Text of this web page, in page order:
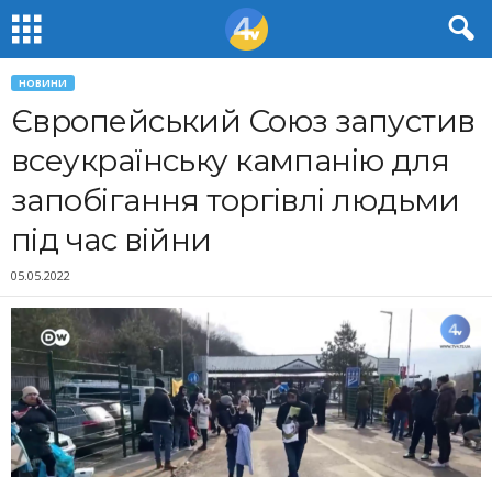
НОВИНИ
Європейський Союз запустив
всеукраїнську кампанію для
запобігання торгівлі людьми
під час війни
05.05.2022